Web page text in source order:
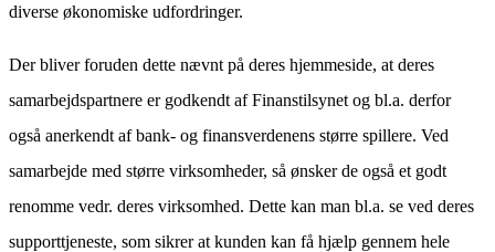
diverse økonomiske udfordringer.
Der bliver foruden dette nævnt på deres hjemmeside, at deres
samarbejdspartnere er godkendt af Finanstilsynet og bl.a. derfor
også anerkendt af bank- og finansverdenens større spillere. Ved
samarbejde med større virksomheder, så ønsker de også et godt
renomme vedr. deres virksomhed. Dette kan man bl.a. se ved deres
supporttjeneste, som sikrer at kunden kan få hjælp gennem hele